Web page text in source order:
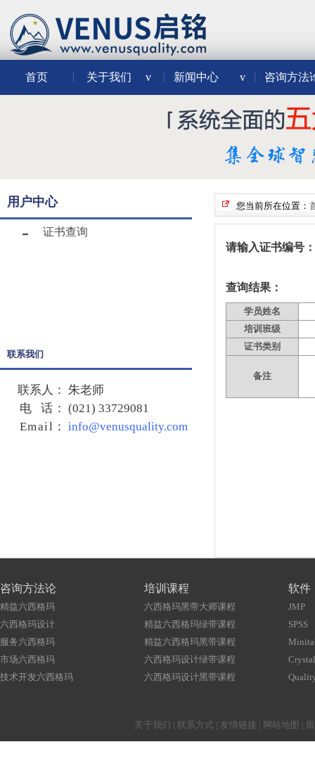
首页 关于我们 v 新闻中心 v 咨询方法
用户中心
证书查询
联系我们
联系人： 朱老师
电 话： (021) 33729081
Email ： info@venusquality.com
您当前所在位置：
请输入证书编号：
查询结果：
学员姓名
培训班级
证书类别
备注
咨询方法论
精益六西格玛
六西格玛设计
服务六西格玛
市场六西格玛
技术开发六西格玛
培训课程
六西格玛黑带大师课程
精益六西格玛绿带课程
精益六西格玛黑带课程
六西格玛设计绿带课程
六西格玛设计黑带课程
软件
JMP
SPSS
关于我们 | 联系方式 | 友情链接 | 网站地图 |